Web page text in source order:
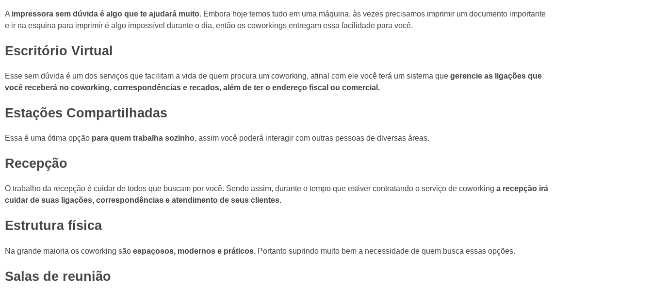
A impressora sem dúvida é algo que te ajudará muito. Embora hoje temos tudo em uma máquina, às vezes precisamos imprimir um documento importante
e ir na esquina para imprimir é algo impossível durante o dia, então os coworkings entregam essa facilidade para você.
Escritório Virtual
Esse sem dúvida é um dos serviços que facilitam a vida de quem procura um coworking, afinal com ele você terá um sistema que gerencie as ligações que
você receberá no coworking, correspondências e recados, além de ter o endereço fiscal ou comercial.
Estações Compartilhadas
Essa é uma ótima opção para quem trabalha sozinho, assim você poderá interagir com outras pessoas de diversas áreas.
Recepção
O trabalho da recepção é cuidar de todos que buscam por você. Sendo assim, durante o tempo que estiver contratando o serviço de coworking a recepção irá
cuidar de suas ligações, correspondências e atendimento de seus clientes.
Estrutura física
Na grande maioria os coworking são espaçosos, modernos e práticos. Portanto suprindo muito bem a necessidade de quem busca essas opções.
Salas de reunião